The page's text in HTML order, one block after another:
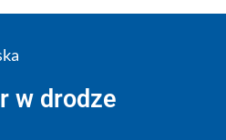
w drodze